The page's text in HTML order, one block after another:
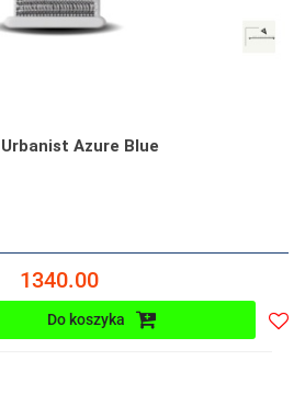
Urbanist Azure Blue
1340.00
Do koszyka